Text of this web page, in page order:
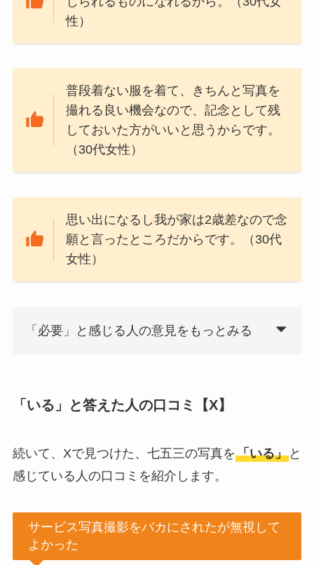
性）
普段着ない服を着て、きちんと写真を
撮れる良い機会なので、記念として残
しておいた方がいいと思うからです。
（30代女性）
思い出になるし我が家は2歳差なので念
願と言ったところだからです。（30代
女性）
「必要」と感じる人の意見をもっとみる
「いる」と答えた人の口コミ【X】
続いて、Xで見つけた、七五三の写真を「いる」と
感じている人の口コミを紹介します。
サービス写真撮影をバカにされたが無視して
よかった